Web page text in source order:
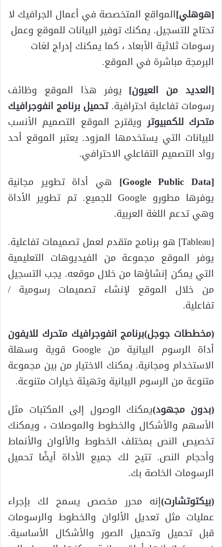
[هوهلي]المواقع المتخصصة في أعمال الجرافيك لا
تحتاج للتسجيل. يمكنك توفير البيانات للموقع وعمل
رسومات ثلاثية الأبعاد ، كما يمكنك إدراج لغات
البرمجة مباشرة في الموقع.
[العديد من العيون] يوفر هذا الموقع وظائف
رسومات تفاعلية احترافية.تحميل برنامج انفوجرافيك
متحرك للكمبيوترويقترح الموقع التصميم الأنسب
للبيانات التي يستخدمها المزود. يعتبر الموقع أحد
رواد التصميم التفاعلي الاحترافي.
[
Google Public Data
] هي أداة تطوير مجانية
يوفرها مطورو Google للجميع. تم تطوير الأداة
وهي تدعم اللغة العربية.
[Tableau] هو برنامج متقدم لعمل تصميمات تفاعلية.
يوفر الموقع مجموعة من الفيديوهات التعليمية
التي يمكن إنشاؤها من خلال موقعه. يجب التسجيل
من خلال الموقع لإنشاء تصميمات رسومية /
تفاعلية.
(مخططات جوجل)برنامج انفوجرافيك متحرك للايفون
أداة الرسوم البيانية من Google قوية وسهلة
الاستخدام ومجانية. يمكنك الاختيار من بين مجموعة
متنوعة من الرسوم البيانية وتهيئة خيارات متنوعة.
(بدون مجهود)يمكنك الوصول إلى المكتبات مثل
الأسهم والأشكال والخطوط والموصلات ، ويمكنك
تخصيص النص بمختلف الخطوط والألوان والأنماط
وأحجام النص. تتيح لك جميع الأداة أيضًا تحميل
الرسومات الخاصة بك.
(بيكتوتشارت)إنه محرر مخصص يسمح لك بإجراء
عمليات مثل تعديل الألوان والخطوط والرسومات
قبل تحميل وتحميل الصور والأشكال الأساسية.